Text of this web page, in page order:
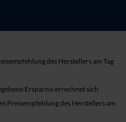
des Herstellers am Tag
Ersparnis errechnet sich
Preisempfehlung des Herstellers am